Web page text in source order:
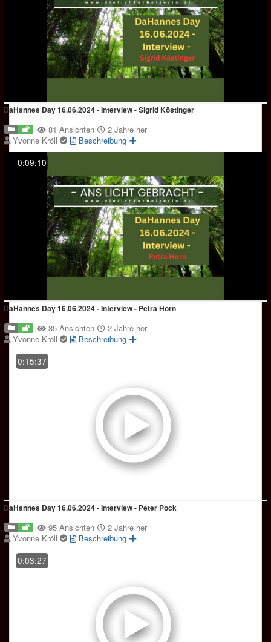
DaHannes Day 16.06.2024 - Interview - Sigrid Köstinger
81 Ansichten
2 Jahre her
Yvonne Kröll
Beschreibung
0:09:10
DaHannes Day 16.06.2024 - Interview - Petra Horn
85 Ansichten
2 Jahre her
Yvonne Kröll
Beschreibung
0:15:37
DaHannes Day 16.06.2024 - Interview - Peter Pock
95 Ansichten
2 Jahre her
Yvonne Kröll
Beschreibung
0:03:27